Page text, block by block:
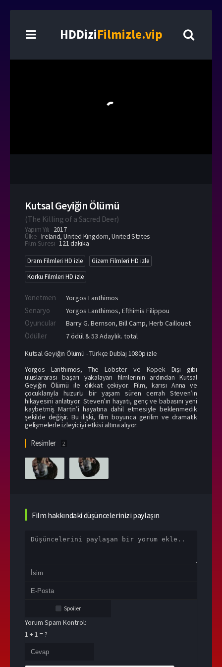
HDDiziFilmizle.vip
Kutsal Geyiğin Ölümü
(The Killing of a Sacred Deer)
Yapım Yılı 2017
Ülke Ireland, United Kingdom,United States
Film Süresi 121 dakika
Dram Filmleri HD izle
Gizem Filmleri HD izle
Korku Filmleri HD izle
Yönetmen Yorgos Lanthimos
Senaryo Yorgos Lanthimos, Efthimis Filippou
Oyuncular Barry G. Bernson, Bill Camp, Herb Caillouet
Ödüller
7 ödül & 53 Adaylık. total
Kutsal Geyiğin Ölümü - Türkçe Dublaj 1080p izle
Yorgos Lanthimos, The Lobster ve Köpek Dişi gibi
uluslararası başarı yakalayan filmlerinin ardından Kutsal
Geyiğin Ölümü ile dikkat çekiyor. Film, karısı Anna ve
çocuklarıyla huzurlu bir yaşam süren cerrah Steven’ın
hikayesini anlatıyor. Steven’ın hayatı, genç ve babasını yeni
kaybetmiş Martin’i hayatına dahil etmesiyle beklenmedik
şekilde değişir. Bu ilişki, film boyunca gerilim ve dramatik
gelişmelerle izleyiciyi etkisi altına alıyor.
Resimler 2
Film hakkındaki düşüncelerinizi paylaşın
Spoiler
Yorum Spam Kontrol:
1 + 1 = ?